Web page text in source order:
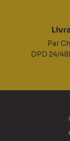
Par
DPD 24/